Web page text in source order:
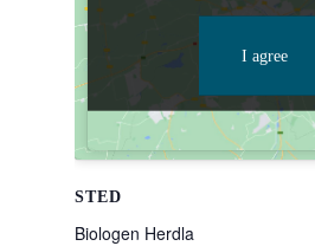
STED
Biologen Herdla
I agree
I agree